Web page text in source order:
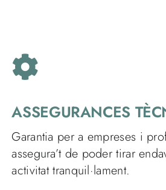
ASSEGURANCES
Garantia per a empreses i
assegura’t de poder tirar
activitat tranquil·lament.